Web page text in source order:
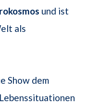
und ist
als
Show dem